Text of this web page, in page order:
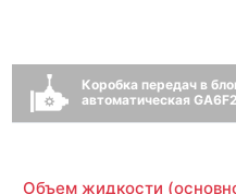
Коробка передач в
автоматическая
Объем жидкости